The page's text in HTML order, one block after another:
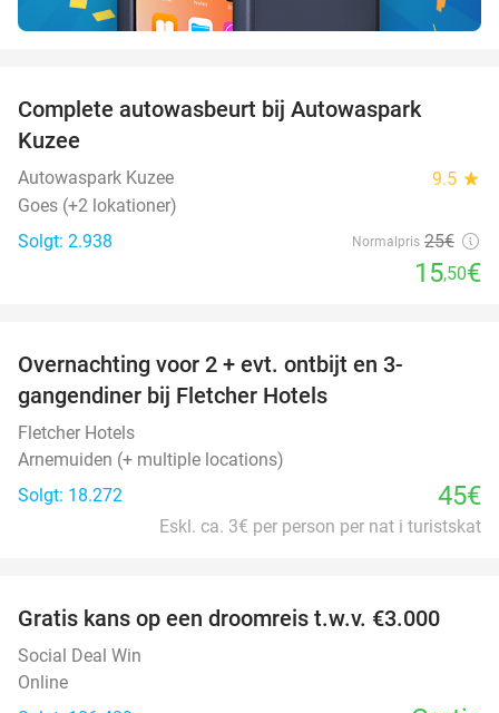
Complete autowasbeurt bij Autowaspark
Kuzee
Autowaspark Kuzee 9.5 star
Goes (+2 lokationer)
Solgt: 2.938
Normalpris 25€
15,50€
Overnachting voor 2 + evt. ontbijt en 3-
gangendiner bij Fletcher Hotels
Fletcher Hotels
Arnemuiden (+ multiple locations)
Solgt: 18.272
45€
Eskl. ca. 3€ per person per nat i turistskat
Gratis kans op een droomreis t.w.v. €3.000
Social Deal Win
Online